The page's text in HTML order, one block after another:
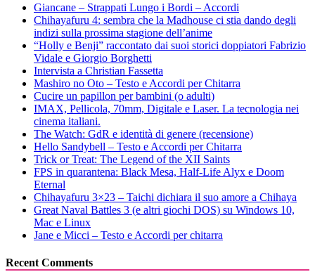
Giancane – Strappati Lungo i Bordi – Accordi
Chihayafuru 4: sembra che la Madhouse ci stia dando degli
indizi sulla prossima stagione dell’anime
“Holly e Benji” raccontato dai suoi storici doppiatori Fabrizio
Vidale e Giorgio Borghetti
Intervista a Christian Fassetta
Mashiro no Oto – Testo e Accordi per Chitarra
Cucire un papillon per bambini (o adulti)
IMAX, Pellicola, 70mm, Digitale e Laser. La tecnologia nei
cinema italiani.
The Watch: GdR e identità di genere (recensione)
Hello Sandybell – Testo e Accordi per Chitarra
Trick or Treat: The Legend of the XII Saints
FPS in quarantena: Black Mesa, Half-Life Alyx e Doom
Eternal
Chihayafuru 3×23 – Taichi dichiara il suo amore a Chihaya
Great Naval Battles 3 (e altri giochi DOS) su Windows 10,
Mac e Linux
Jane e Micci – Testo e Accordi per chitarra
Recent Comments